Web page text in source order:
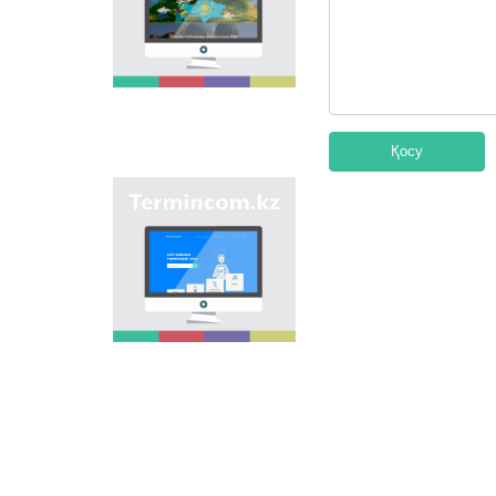
мақсаты - еліміздің
өңірлеріндегі көше,
елдімекен,
мекемелер мен түрлі
нысандарға берілген
ономастикалық
атауларды
біріздендіру.
"Termincom.kz" сайты
- қазақ
терминологиясын
жүйелеуге,
терминологиялық
қорды толықтыруға,
терминдерді және
атауларды қазақ
Қосу